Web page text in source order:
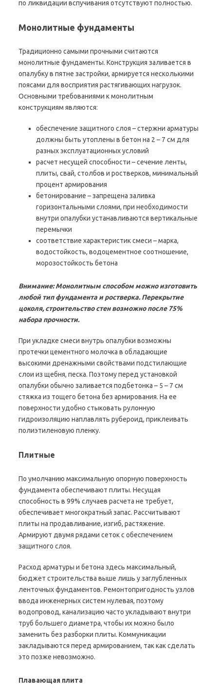
по ликвидации вспучивания отсутствуют полностью.
Монолитные фундаменты
Традиционно самыми прочными считаются
монолитные фундаменты. Конструкция заливается в
опалубку в пятне застройки, армируется несколькими
поясами для восприятия растягивающих нагрузок.
Основными требованиями к монолитным
конструкциям являются:
обеспечение защитного слоя – стержни арматуры
должны быть утоплены в бетон на 2 – 7 см для
разных эксплуатационных условий
расчет несущей способности – сечение ленты,
плиты, свай, столбов и ростверков, минимальный
процент армирования
бетонирование – запрещена заливка
горизонтальными слоями, при необходимости
внутри опалубки устанавливаются вертикальные
перемычки
соответствие характеристик смеси – марка,
водостойкость, водоцементное соотношение,
морозостойкость бетона
Внимание: Монолитным способом можно изготовить
любой тип фундамента и ростверка. Перекрытие
цоколя, строительство стен возможно после 75%
набора прочности.
При укладке смеси внутрь опалубки возможны
протечки цементного молочка в обладающие
высокими дренажными свойствами подстилающие
слои из щебня, песка. Поэтому перед установкой
опалубки обычно заливается подбетонка – 5 – 7 см
стяжка из тощего бетона без армирования. На ее
поверхности удобно стыковать рулонную
гидроизоляцию наплавлять рубероид, приклеивать
полиэтиленовую пленку.
Плитные
По умолчанию максимальную опорную поверхность
фундамента обеспечивают плиты. Несущая
способность в 99% случаев расчета не требует,
обеспечивает многократный запас. Рассчитывают
плиты на продавливание, изгиб, растяжение.
Армируют двумя рядами сеток с обеспечением
защитного слоя.
Расход арматуры и бетона здесь максимальный,
бюджет строительства выше лишь у заглубленных
ленточных фундаментов. Ремонтопригодность узлов
ввода инженерных систем нулевая, поэтому
водопровод, канализацию часто укладывают внутри
труб большего диаметра, чтобы их можно было
заменить без разборки плиты. Коммуникации
закладываются перед армированием, так как сделать
это позже невозможно.
Плавающая плита